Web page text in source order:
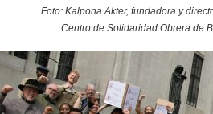
Foto: Kalpona Akter, fundadora y
Centro de Solidaridad Obrera de